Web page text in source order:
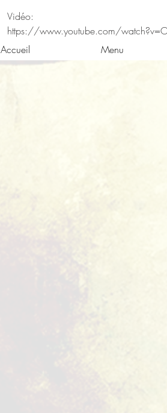
Vidéo:
https://www.youtube.com/
Accueil
Menu